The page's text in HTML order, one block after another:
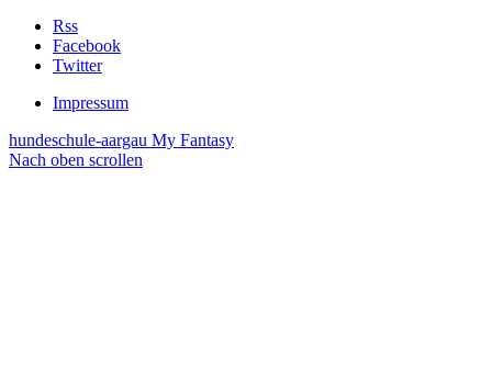
Rss
Facebook
Twitter
Impressum
hundeschule-aargau My Fantasy
Nach oben scrollen